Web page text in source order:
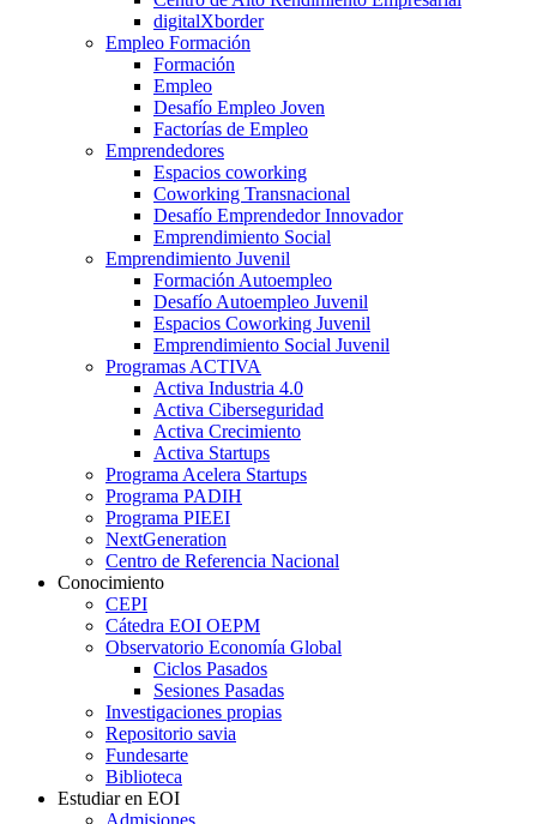
digitalXborder
Empleo Formación
Formación
Empleo
Desafío Empleo Joven
Factorías de Empleo
Emprendedores
Espacios coworking
Coworking Transnacional
Desafío Emprendedor Innovador
Emprendimiento Social
Emprendimiento Juvenil
Formación Autoempleo
Desafío Autoempleo Juvenil
Espacios Coworking Juvenil
Emprendimiento Social Juvenil
Programas ACTIVA
Activa Industria 4.0
Activa Ciberseguridad
Activa Crecimiento
Activa Startups
Programa Acelera Startups
Programa PADIH
Programa PIEEI
NextGeneration
Centro de Referencia Nacional
Conocimiento
CEPI
Cátedra EOI OEPM
Observatorio Economía Global
Ciclos Pasados
Sesiones Pasadas
Investigaciones propias
Repositorio savia
Fundesarte
Biblioteca
Estudiar en EOI
Admisiones